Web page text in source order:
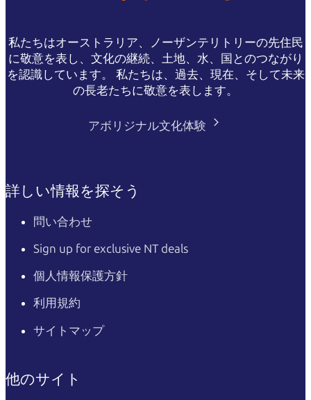
私たちはオーストラリア、ノーザンテリトリーの先住民
に敬意を表し、文化の継続、土地、水、国とのつながり
を認識しています。 私たちは、過去、現在、そして未来
の長老たちに敬意を表します。
アボリジナル文化体験
詳しい情報を探そう
問い合わせ
Sign up for exclusive NT deals
個人情報保護方針
利用規約
サイトマップ
他のサイト